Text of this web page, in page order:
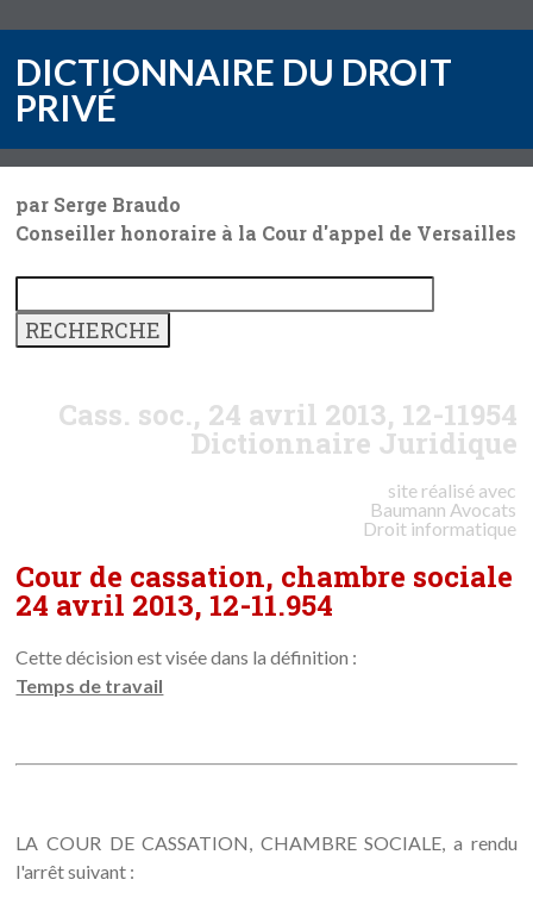
DICTIONNAIRE DU DROIT
PRIVÉ
par Serge Braudo
Conseiller honoraire à la Cour d'appel de Versailles
Cass. soc., 24 avril 2013, 12-11954
Dictionnaire Juridique
site réalisé avec
Baumann Avocats
Droit informatique
Cour de cassation, chambre sociale
24 avril 2013, 12-11.954
Cette décision est visée dans la définition :
Temps de travail
LA COUR DE CASSATION, CHAMBRE SOCIALE, a rendu
l'arrêt suivant :